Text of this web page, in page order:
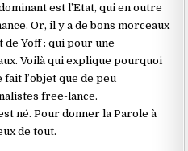
est l’Etat, qui en outre
Or, il y a de bons morceaux
Yoff : qui pour une
Voilà qui explique pourquoi
l’objet que de peu
free-lance.
né. Pour donner la Parole à
de tout.